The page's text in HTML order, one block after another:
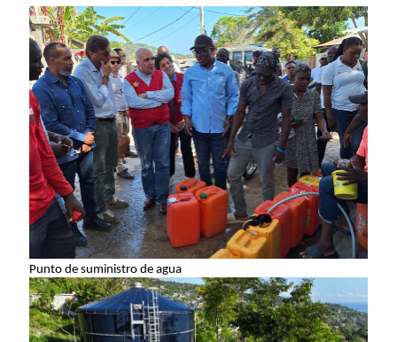
Punto de suministro de agua